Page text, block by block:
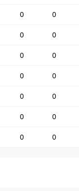
0 0
0 0
0 0
0 0
0 0
0 0
0 0